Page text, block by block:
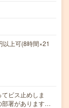
上可(8時間×21
ビス止めしま
部署があります…